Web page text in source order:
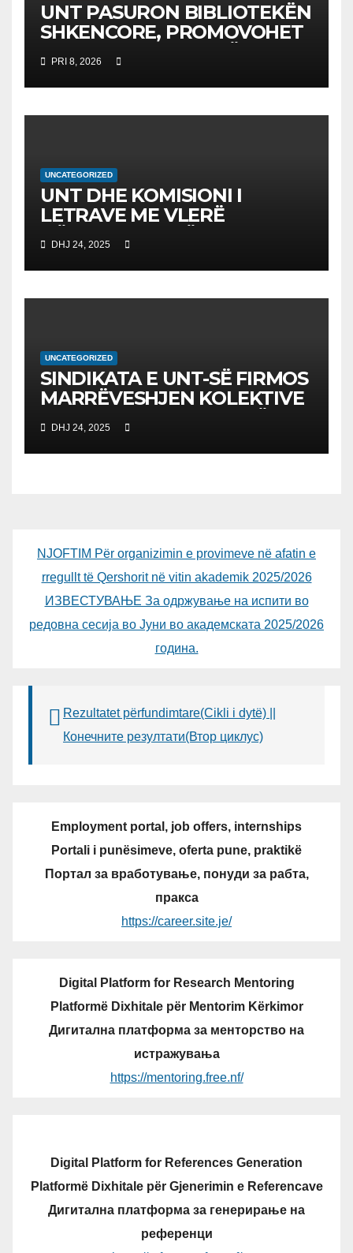
UNT PASURON BIBLIOTEKËN
SHKENCORE, PROMOVOHET
LIBRI SHKENCAT E TË
DHËNAVE, NGA PROF. DR.
BEKIM FETAJI
PRI 8, 2026
UNCATEGORIZED
UNT DHE KOMISIONI I
LETRAVE ME VLERË
NËNSHKRUAJNË
MEMORANDUM
BASHKËPUNIMI PËR
AVANCIMIN E EDUKIMIT
DHJ 24, 2025
UNCATEGORIZED
SINDIKATA E UNT-SË FIRMOS
MARRËVESHJEN KOLEKTIVE
ME KUVENDIN E RMV-SË
DHJ 24, 2025
NJOFTIM Për organizimin e provimeve në afatin e
rregullt të Qershorit në vitin akademik 2025/2026
ИЗВЕСТУВАЊЕ За одржување на испити во
редовна сесија во Јуни во академската 2025/2026
година.
Rezultatet përfundimtare(Cikli i dytë) ||
Конечните резултати(Втор циклус)
Employment portal, job offers, internships
Portali i punësimeve, oferta pune, praktikë
Портал за вработување, понуди за рабта,
пракса
https://career.site.je/
Digital Platform for Research Mentoring
Platformë Dixhitale për Mentorim Kërkimor
Дигитална платформа за менторство на
истражувања
https://mentoring.free.nf/
Digital Platform for References Generation
Platformë Dixhitale për Gjenerimin e Referencave
Дигитална платформа за генерирање на
референци